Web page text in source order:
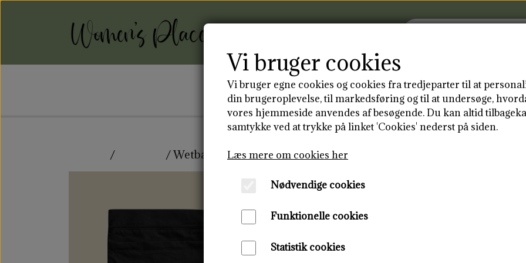
FORSIDE PRODUKTER
STOFBIND GENANVENDELIGE
BLOG
Wetbag Lille
Wetbag Lille
Sort
79,00 kr.
Vi bruger cookies
Vi bruger egne cookies og cookies fra tredjeparter til at
din brugeroplevelse, til markedsføring og til at undersøge,
vores hjemmeside anvendes af besøgende. Du kan altid
samtykke ved at trykke på linket 'Cookies' nederst på siden.
Læs mere om cookies her
Nødvendige cookies
Funktionelle cookies
Statistik cookies